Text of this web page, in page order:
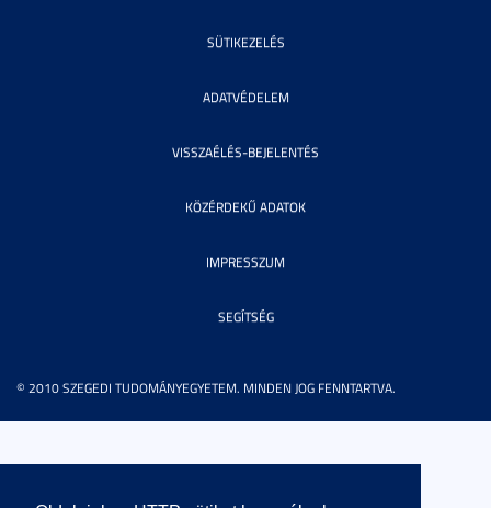
© 2010 SZEGEDI TUDOMÁNYEGYETEM. MINDEN JOG FENNTARTVA.
SÜTIKEZELÉS
ADATVÉDELEM
VISSZAÉLÉS-BEJELENTÉS
KÖZÉRDEKŰ ADATOK
IMPRESSZUM
SEGÍTSÉG